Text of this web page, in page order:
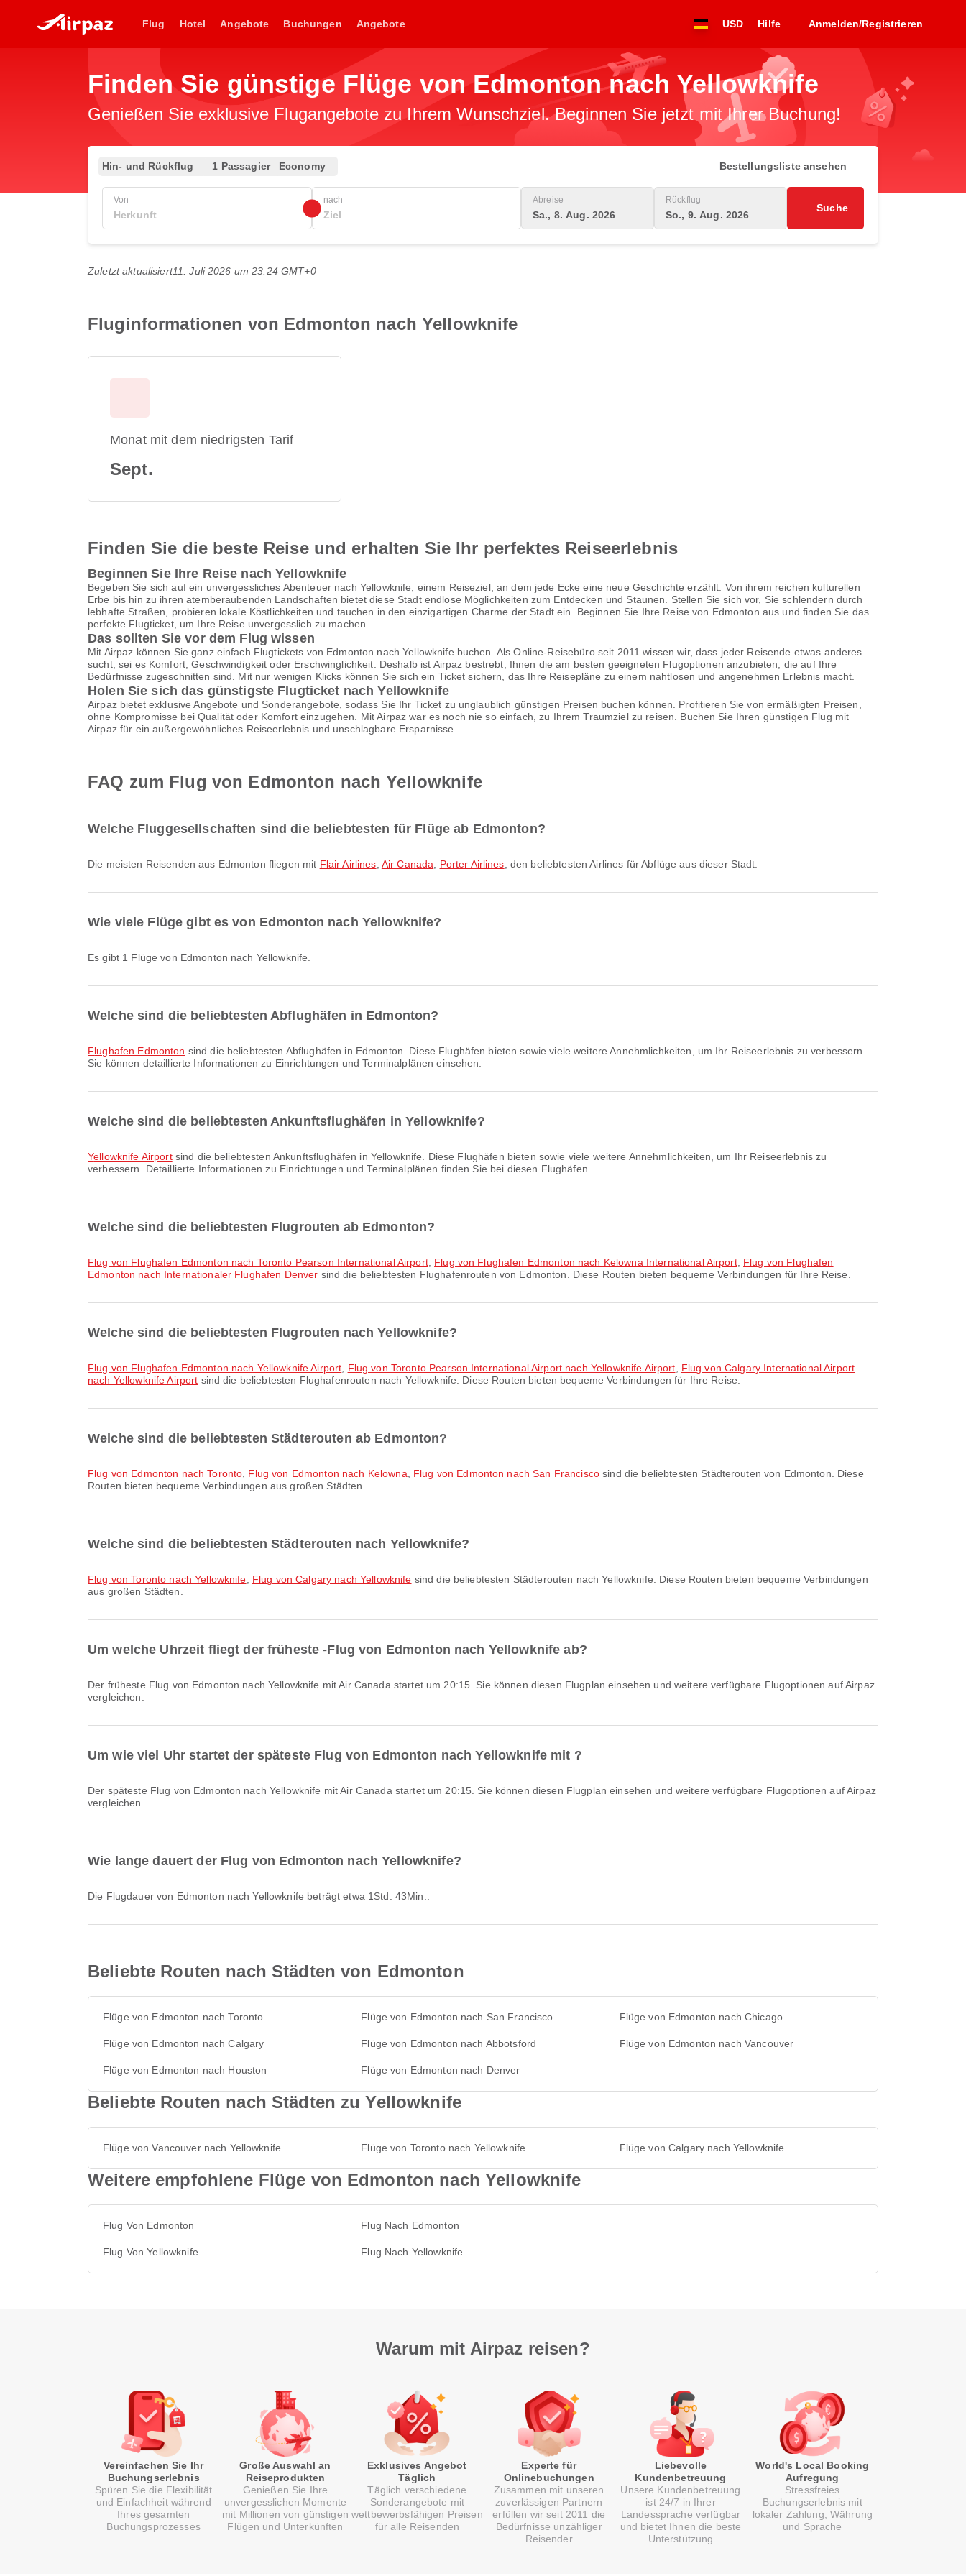
Flug Hotel Angebote Buchungen Angebote USD Hilfe Anmelden/Registrieren
Finden Sie günstige Flüge von Edmonton nach Yellowknife
Genießen Sie exklusive Flugangebote zu Ihrem Wunschziel. Beginnen Sie jetzt mit Ihrer Buchung!
Hin- und Rückflug 1 Passagier Economy Bestellungsliste ansehen
Von nach Abreise
Sa., 8. Aug. 2026
Rückflug
So., 9. Aug. 2026
Suche
Zuletzt aktualisiert11. Juli 2026 um 23:24 GMT+0
Fluginformationen von Edmonton nach Yellowknife
Monat mit dem niedrigsten Tarif
Sept.
Finden Sie die beste Reise und erhalten Sie Ihr perfektes Reiseerlebnis
Beginnen Sie Ihre Reise nach Yellowknife
Begeben Sie sich auf ein unvergessliches Abenteuer nach Yellowknife, einem Reiseziel, an dem jede Ecke eine neue Geschichte erzählt. Von ihrem reichen kulturellen
Erbe bis hin zu ihren atemberaubenden Landschaften bietet diese Stadt endlose Möglichkeiten zum Entdecken und Staunen. Stellen Sie sich vor, Sie schlendern durch
lebhafte Straßen, probieren lokale Köstlichkeiten und tauchen in den einzigartigen Charme der Stadt ein. Beginnen Sie Ihre Reise von Edmonton aus und finden Sie das
perfekte Flugticket, um Ihre Reise unvergesslich zu machen.
Das sollten Sie vor dem Flug wissen
Mit Airpaz können Sie ganz einfach Flugtickets von Edmonton nach Yellowknife buchen. Als Online-Reisebüro seit 2011 wissen wir, dass jeder Reisende etwas anderes
sucht, sei es Komfort, Geschwindigkeit oder Erschwinglichkeit. Deshalb ist Airpaz bestrebt, Ihnen die am besten geeigneten Flugoptionen anzubieten, die auf Ihre
Bedürfnisse zugeschnitten sind. Mit nur wenigen Klicks können Sie sich ein Ticket sichern, das Ihre Reisepläne zu einem nahtlosen und angenehmen Erlebnis macht.
Holen Sie sich das günstigste Flugticket nach Yellowknife
Airpaz bietet exklusive Angebote und Sonderangebote, sodass Sie Ihr Ticket zu unglaublich günstigen Preisen buchen können. Profitieren Sie von ermäßigten Preisen,
ohne Kompromisse bei Qualität oder Komfort einzugehen. Mit Airpaz war es noch nie so einfach, zu Ihrem Traumziel zu reisen. Buchen Sie Ihren günstigen Flug mit
Airpaz für ein außergewöhnliches Reiseerlebnis und unschlagbare Ersparnisse.
FAQ zum Flug von Edmonton nach Yellowknife
Welche Fluggesellschaften sind die beliebtesten für Flüge ab Edmonton?
Die meisten Reisenden aus Edmonton fliegen mit Flair Airlines Air Canada Porter Airlines , den beliebtesten Airlines für Abflüge aus dieser Stadt.
Wie viele Flüge gibt es von Edmonton nach Yellowknife?
Es gibt 1 Flüge von Edmonton nach Yellowknife.
Welche sind die beliebtesten Abflughäfen in Edmonton?
Flughafen Edmonton sind die beliebtesten Abflughäfen in Edmonton. Diese Flughäfen bieten sowie viele weitere Annehmlichkeiten, um Ihr Reiseerlebnis zu verbessern.
Sie können detaillierte Informationen zu Einrichtungen und Terminalplänen einsehen.
Welche sind die beliebtesten Ankunftsflughäfen in Yellowknife?
Yellowknife Airportsind die beliebtesten Ankunftsflughäfen in Yellowknife. Diese Flughäfen bieten sowie viele weitere Annehmlichkeiten, um Ihr Reiseerlebnis zu
verbessern. Detaillierte Informationen zu Einrichtungen und Terminalplänen finden Sie bei diesen Flughäfen.
Welche sind die beliebtesten Flugrouten ab Edmonton?
Flug von Flughafen Edmonton nach Toronto Pearson International Airport, Flug von Flughafen Edmonton nach Kelowna International Airport, Flug von Flughafen
Edmonton nach Internationaler Flughafen Denver sind die beliebtesten Flughafenrouten von Edmonton. Diese Routen bieten bequeme Verbindungen für Ihre Reise.
Welche sind die beliebtesten Flugrouten nach Yellowknife?
Flug von Flughafen Edmonton nach Yellowknife Airport Flug von Toronto Pearson International Airport nach Yellowknife Airport
Flug von Calgary International Airport
nach Yellowknife Airport sind die beliebtesten Flughafenrouten nach Yellowknife. Diese Routen bieten bequeme Verbindungen für Ihre Reise.
Welche sind die beliebtesten Städterouten ab Edmonton?
Flug von Edmonton nach Toronto Flug von Edmonton nach Kelowna Flug von Edmonton nach San Francisco sind die beliebtesten Städterouten von Edmonton. Diese
Routen bieten bequeme Verbindungen aus großen Städten.
Welche sind die beliebtesten Städterouten nach Yellowknife?
Flug von Toronto nach Yellowknife Flug von Calgary nach Yellowknife sind die beliebtesten Städterouten nach Yellowknife. Diese Routen bieten bequeme Verbindungen
aus großen Städten.
Um welche Uhrzeit fliegt der früheste -Flug von Edmonton nach Yellowknife ab?
Der früheste Flug von Edmonton nach Yellowknife mit Air Canada startet um 20:15. Sie können diesen Flugplan einsehen und weitere verfügbare Flugoptionen auf Airpaz
vergleichen.
Um wie viel Uhr startet der späteste Flug von Edmonton nach Yellowknife mit ?
Der späteste Flug von Edmonton nach Yellowknife mit Air Canada startet um 20:15. Sie können diesen Flugplan einsehen und weitere verfügbare Flugoptionen auf Airpaz
vergleichen.
Wie lange dauert der Flug von Edmonton nach Yellowknife?
Die Flugdauer von Edmonton nach Yellowknife beträgt etwa 1Std. 43Min..
Beliebte Routen nach Städten von Edmonton
Flüge von Edmonton nach Toronto Flüge von Edmonton nach San Francisco Flüge von Edmonton nach Chicago
Flüge von Edmonton nach Calgary Flüge von Edmonton nach Abbotsford Flüge von Edmonton nach Vancouver
Flüge von Edmonton nach Houston Flüge von Edmonton nach Denver
Beliebte Routen nach Städten zu Yellowknife
Flüge von Vancouver nach Yellowknife Flüge von Toronto nach Yellowknife Flüge von Calgary nach Yellowknife
Weitere empfohlene Flüge von Edmonton nach Yellowknife
Flug Von Edmonton
Flug Von Yellowknife
Flug Nach Edmonton
Flug Nach Yellowknife
Warum mit Airpaz reisen?
Vereinfachen Sie Ihr
Buchungserlebnis
Spüren Sie die Flexibilität
und Einfachheit während
Ihres gesamten
Buchungsprozesses
Große Auswahl an
Reiseprodukten
Genießen Sie Ihre
unvergesslichen Momente
mit Millionen von günstigen
Flügen und Unterkünften
Exklusives Angebot
Täglich
Täglich verschiedene
Sonderangebote mit
wettbewerbsfähigen Preisen
für alle Reisenden
Experte für
Onlinebuchungen
Zusammen mit unseren
zuverlässigen Partnern
erfüllen wir seit 2011 die
Bedürfnisse unzähliger
Reisender
Liebevolle
Kundenbetreuung
Unsere Kundenbetreuung
ist 24/7 in Ihrer
Landessprache verfügbar
und bietet Ihnen die beste
Unterstützung
World's Local Booking
Aufregung
Stressfreies
Buchungserlebnis mit
lokaler Zahlung, Währung
und Sprache